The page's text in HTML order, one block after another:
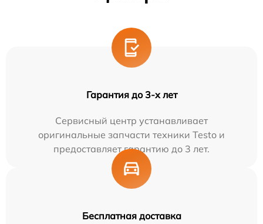
Гарантия до 3-х лет
Сервисный центр устанавливает
оригинальные запчасти техники Testo и
предоставляет гарантию до 3 лет.
Бесплатная доставка